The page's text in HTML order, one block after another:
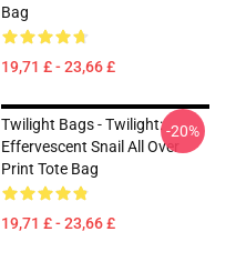
Bag
19,71 £ - 23,66 £
Twilight Bags - Twilight:
Effervescent Snail All Over
Print Tote Bag
19,71 £ - 23,66 £
-20%